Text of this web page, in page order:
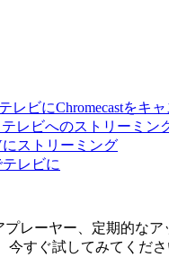
レビにChromecastをキ
レビへのストリーミン
にストリーミング
レビに
プレーヤー、定期的な
今すぐ試してみてくださ